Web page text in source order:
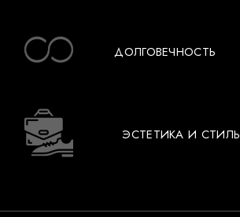
ДОЛГОВЕЧНОСТЬ
ЭСТЕТИКА И СТИЛЬ